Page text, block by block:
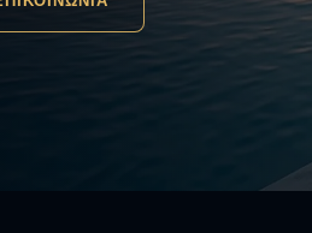
σχεδιάζουμε κάθε σημείο